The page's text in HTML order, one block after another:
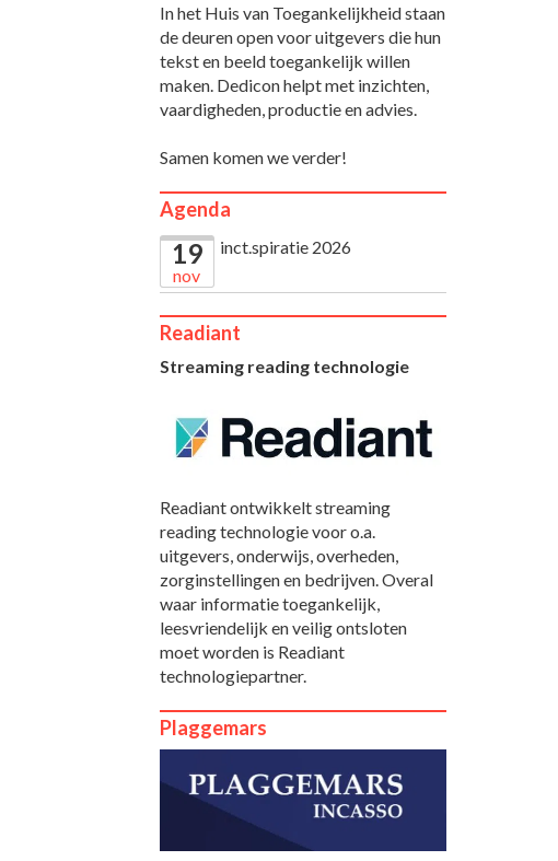
In het Huis van Toegankelijkheid staan
de deuren open voor uitgevers die hun
tekst en beeld toegankelijk willen
maken. Dedicon helpt met inzichten,
vaardigheden, productie en advies.
Samen komen we verder!
Agenda
19
nov
inct.spiratie 2026
Readiant
Streaming reading technologie
Readiant ontwikkelt streaming
reading technologie voor o.a.
uitgevers, onderwijs, overheden,
zorginstellingen en bedrijven. Overal
waar informatie toegankelijk,
leesvriendelijk en veilig ontsloten
moet worden is Readiant
technologiepartner.
Plaggemars